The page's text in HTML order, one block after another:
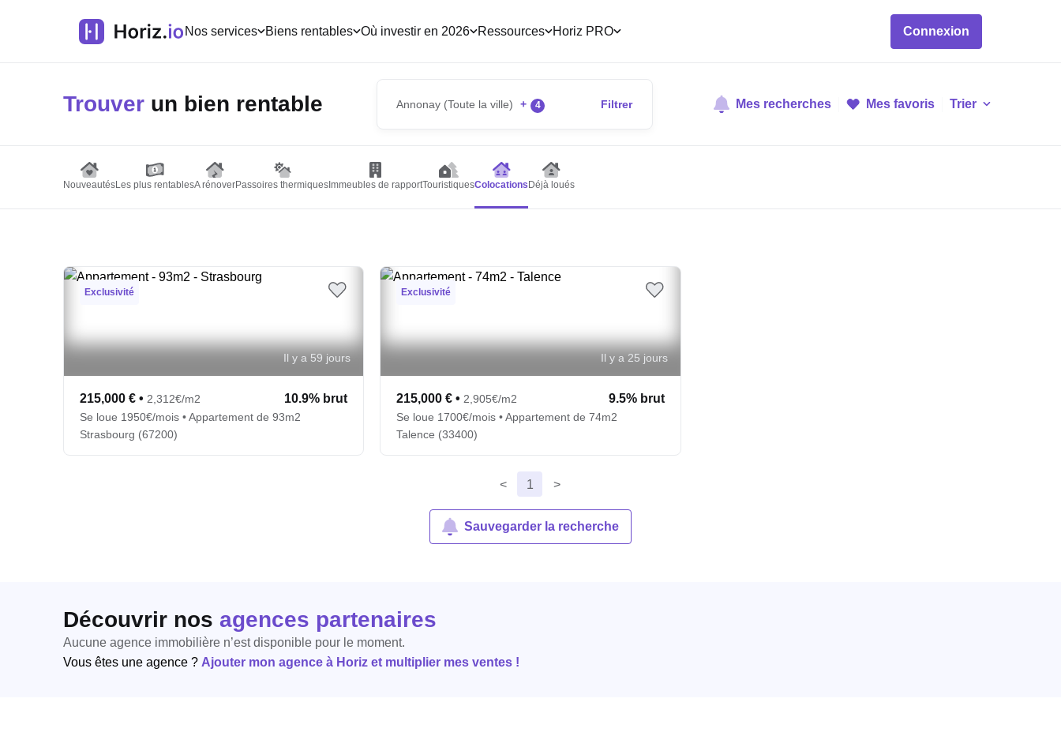
Nos services Biens rentables Où investir en 2026 Ressources Horiz PRO Connexion
Trouver un bien rentable Annonay (Toute la ville) + 4 Filtrer Mes recherches Mes favoris Trier
NouveautésLes plus rentablesA rénoverPassoires thermiques Immeubles de rapportTouristiquesColocations Déjà loués
Exclusivité
Il y a 59 jours
215,000 € • 2,312€/m2 10.9% brut
Se loue 1950€/mois • Appartement de 93m2
Strasbourg (67200)
Exclusivité
Il y a 25 jours
215,000 € • 2,905€/m2 9.5% brut
Se loue 1700€/mois • Appartement de 74m2
Talence (33400)
< 1 >
Sauvegarder la recherche
Découvrir nos agences partenaires
Aucune agence immobilière n’est disponible pour le moment.
Vous êtes une agence ? Ajouter mon agence à Horiz et multiplier mes ventes !